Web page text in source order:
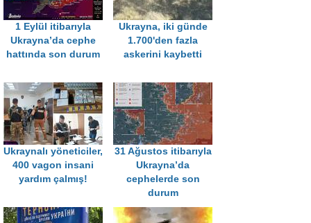
1 Eylül itibarıyla
Ukrayna’da cephe
hattında son durum
Ukrayna, iki günde
1.700'den fazla
askerini kaybetti
Ukraynalı yöneticiler,
400 vagon insani
yardım çalmış!
31 Ağustos itibarıyla
Ukrayna’da
cephelerde son
durum